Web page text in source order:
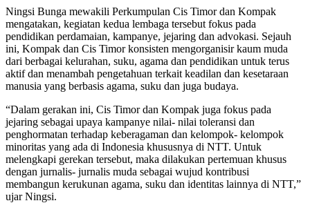
Ningsi Bunga mewakili Perkumpulan Cis Timor dan Kompak
mengatakan, kegiatan kedua lembaga tersebut fokus pada
pendidikan perdamaian, kampanye, jejaring dan advokasi. Sejauh
ini, Kompak dan Cis Timor konsisten mengorganisir kaum muda
dari berbagai kelurahan, suku, agama dan pendidikan untuk terus
aktif dan menambah pengetahuan terkait keadilan dan kesetaraan
manusia yang berbasis agama, suku dan juga budaya.
“Dalam gerakan ini, Cis Timor dan Kompak juga fokus pada
jejaring sebagai upaya kampanye nilai- nilai toleransi dan
penghormatan terhadap keberagaman dan kelompok- kelompok
minoritas yang ada di Indonesia khususnya di NTT. Untuk
melengkapi gerekan tersebut, maka dilakukan pertemuan khusus
dengan jurnalis- jurnalis muda sebagai wujud kontribusi
membangun kerukunan agama, suku dan identitas lainnya di NTT,”
ujar Ningsi.